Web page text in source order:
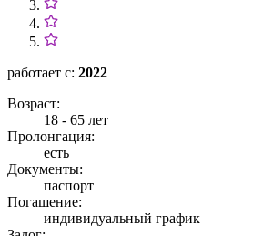
работает с: 2022
Возраст:
18 - 65 лет
Пролонгация:
есть
Документы:
паспорт
Погашение:
индивидуальный график